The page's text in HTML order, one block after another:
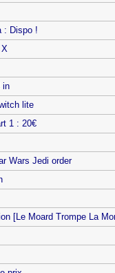
: Dispo !
in
lite
1 : 20€
Wars Jedi order
[Le Moard Trompe La